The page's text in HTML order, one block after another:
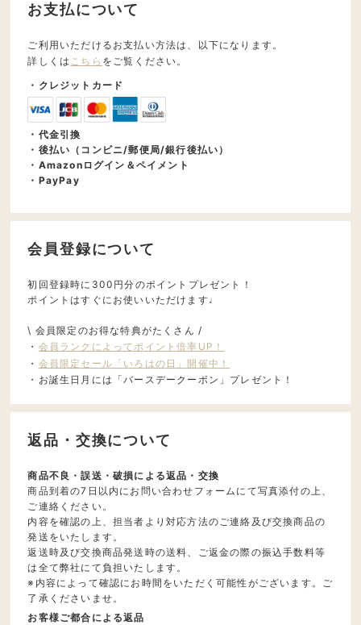
お支払について
ご利用いただけるお支払い方法は、以下になります。
詳しくは こちら をご覧ください。
・クレジットカード
・代金引換
・後払い（コンビニ/郵便局/銀行後払い）
・Amazonログイン＆ペイメント
・PayPay
会員登録について
初回登録時に300円分のポイントプレゼント！
ポイントはすぐにお使いいただけます♩
\ 会員限定のお得な特典がたくさん /
・ 会員ランクによってポイント倍率UP！
・ 会員限定セール「いろはの日」開催中！
・お誕生日月には「バースデークーポン」プレゼント！
返品・交換について
商品不良・誤送・破損による返品・交換
商品到着の7日以内にお問い合わせフォームにて写真添付の上、
ご連絡ください。
内容を確認の上、担当者より対応方法のご連絡及び交換商品の
発送をいたします。
返送時及び交換商品発送時の送料、ご返金の際の振込手数料等
は全て弊社にて負担いたします。
※内容によって確認にお時間をいただく可能性がございます。ご
了承くださいませ。
お客様ご都合による返品